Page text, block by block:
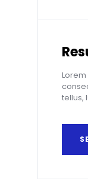
tellus,